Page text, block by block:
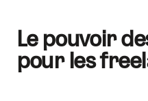
Le pouvoir
pour les